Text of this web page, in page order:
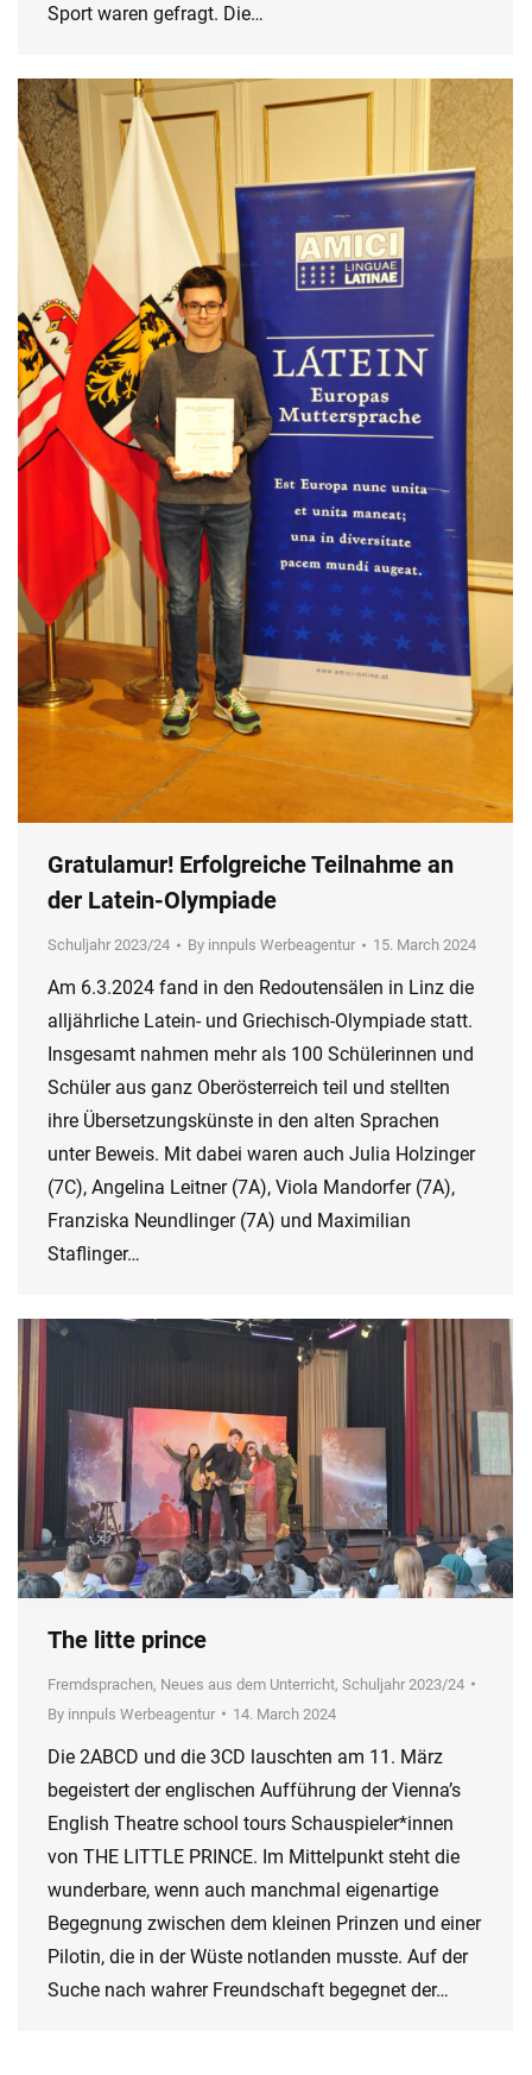
Sport waren gefragt. Die…
Gratulamur! Erfolgreiche Teilnahme an
der Latein-Olympiade
Schuljahr 2023/24 By innpuls Werbeagentur 15. March 2024
Am 6.3.2024 fand in den Redoutensälen in Linz die
alljährliche Latein- und Griechisch-Olympiade statt.
Insgesamt nahmen mehr als 100 Schülerinnen und
Schüler aus ganz Oberösterreich teil und stellten
ihre Übersetzungskünste in den alten Sprachen
unter Beweis. Mit dabei waren auch Julia Holzinger
(7C), Angelina Leitner (7A), Viola Mandorfer (7A),
Franziska Neundlinger (7A) und Maximilian
Staflinger…
The litte prince
Fremdsprachen, Neues aus dem Unterricht, Schuljahr 2023/24
By innpuls Werbeagentur 14. March 2024
Die 2ABCD und die 3CD lauschten am 11. März
begeistert der englischen Aufführung der Vienna’s
English Theatre school tours Schauspieler*innen
von THE LITTLE PRINCE. Im Mittelpunkt steht die
wunderbare, wenn auch manchmal eigenartige
Begegnung zwischen dem kleinen Prinzen und einer
Pilotin, die in der Wüste notlanden musste. Auf der
Suche nach wahrer Freundschaft begegnet der…